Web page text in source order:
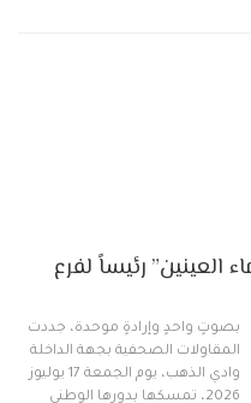
العينين” رئيساً لفرع
بصوتٍ واحدٍ وإرادةٍ موحدة، جددت
المقاولات الصحفية بجهة الداخلة
وادي الذهب، يوم الجمعة 17 يوليوز
2026، تمسكها بدورها الوطني